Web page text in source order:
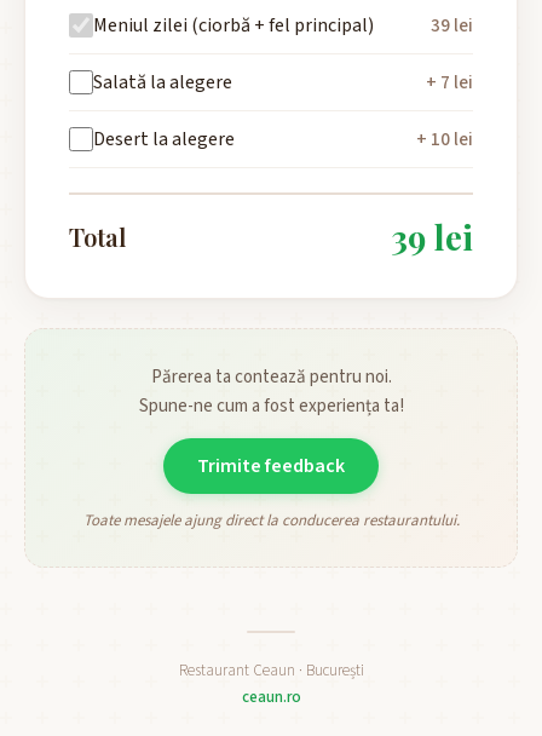
Meniul zilei (ciorbă + fel principal) 39 lei
Salată la alegere + 7 lei
Desert la alegere + 10 lei
Total 39 lei
Părerea ta contează pentru noi.
Spune-ne cum a fost experiența ta!
Trimite feedback
Toate mesajele ajung direct la conducerea restaurantului.
Restaurant Ceaun · București
ceaun.ro